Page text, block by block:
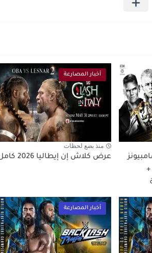
+
أخبار المصارعة
منذ بضع لحظات
عرض كلاش إن إيطاليا 2026 كامل
أخبار المصارعة